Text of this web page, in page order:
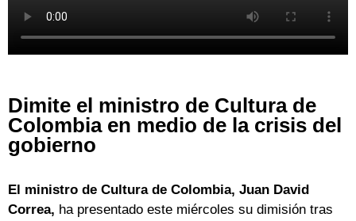
Dimite el ministro de Cultura de
Colombia en medio de la crisis del
gobierno
El ministro de Cultura de Colombia, Juan David
Correa, ha presentado este miércoles su dimisión tras